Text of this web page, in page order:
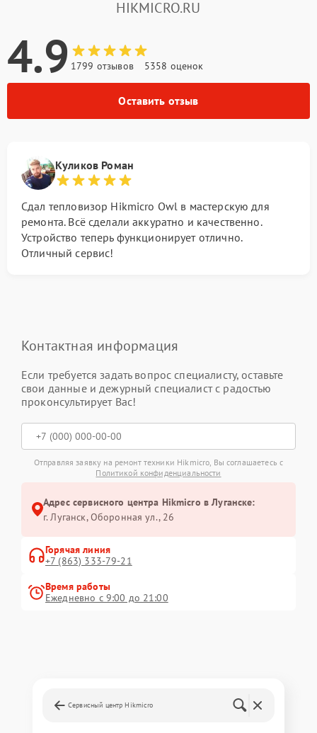
HIKMICRO.RU
4.9 1799 отзывов 5358 оценок
Оставить отзыв
Куликов Роман
Сдал тепловизор Hikmicro Owl в мастерскую для
ремонта. Всё сделали аккуратно и качественно.
Устройство теперь функционирует отлично.
Отличный сервис!
Контактная информация
Если требуется задать вопрос специалисту, оставьте
свои данные и дежурный специалист с радостью
проконсультирует Вас!
Отправляя заявку на ремонт техники Hikmicro, Вы соглашаетесь с
Политикой конфиденциальности
Адрес сервисного центра Hikmicro в Луганске:
г. Луганск, Оборонная ул., 26
Горячая линия
+7 (863) 333-79-21
Время работы
Ежедневно с 9:00 до 21:00
Сервисный центр Hikmicro